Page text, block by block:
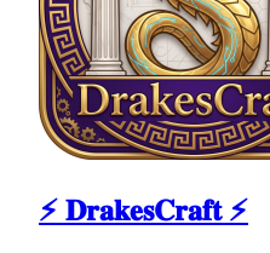
⚡ 𝐃𝐫𝐚𝐤𝐞𝐬𝐂𝐫𝐚𝐟𝐭 ⚡